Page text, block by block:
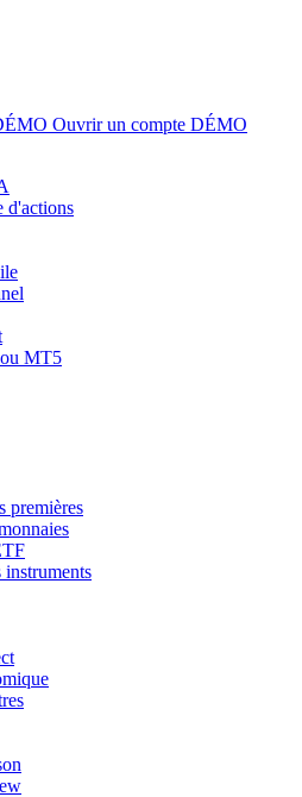
Ouvrir un compte DÉMO
MT5
premières
instruments